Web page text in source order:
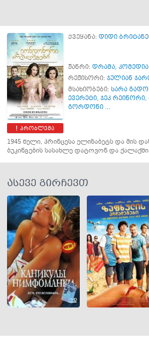
პრობლემა
ქვეყანა: დიდი
ჟანრი: დრამა, კომედია
რეჟისორი: ჯულიან
მსახიობები: სარა
ევერეტი, ჯეკ რეინორი,
გორდონი ...
1945 წელი, პრინცესა ელიზაბეტს და მის
ბუკინგების სასახლე დატოვონ და
ასევე გირჩევთ